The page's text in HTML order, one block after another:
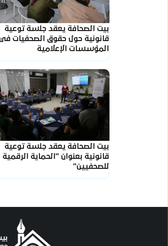
بيت الصحافة يعقد جلسة توعية
قانونية حول حقوق الصحفيات في
المؤسسات الإعلامية
بيت الصحافة يعقد جلسة توعية
قانونية بعنوان "الحماية الرقمية
للصحفيين"